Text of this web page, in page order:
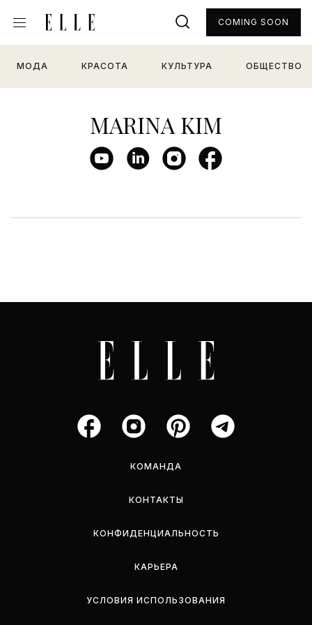
МОДА КРАСОТА КУЛЬТУРА ОБЩЕСТВО
COMING SOON
MARINA KIM
КОМАНДА
КОНТАКТЫ
КОНФИДЕНЦИАЛЬНОСТЬ
КАРЬЕРА
УСЛОВИЯ ИСПОЛЬЗОВАНИЯ